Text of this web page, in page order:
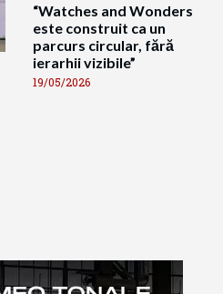
“Watches and Wonders
este construit ca un
parcurs circular, fără
ierarhii vizibile”
19/05/2026